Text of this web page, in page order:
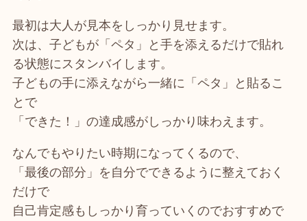
最初は大人が見本をしっかり見せます。
次は、子どもが「ペタ」と手を添えるだけで貼れ
る状態にスタンバイします。
子どもの手に添えながら一緒に「ペタ」と貼るこ
とで
「できた！」の達成感がしっかり味わえます。
なんでもやりたい時期になってくるので、
「最後の部分」を自分でできるように整えておく
だけで
自己肯定感もしっかり育っていくのでおすすめで